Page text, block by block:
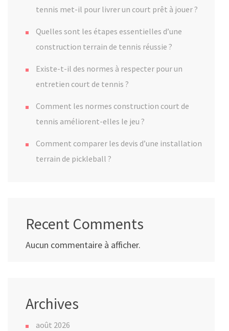
tennis met-il pour livrer un court prêt à jouer ?
Quelles sont les étapes essentielles d’une
construction terrain de tennis réussie ?
Existe-t-il des normes à respecter pour un
entretien court de tennis ?
Comment les normes construction court de
tennis améliorent-elles le jeu ?
Comment comparer les devis d’une installation
terrain de pickleball ?
Recent Comments
Aucun commentaire à afficher.
Archives
août 2026